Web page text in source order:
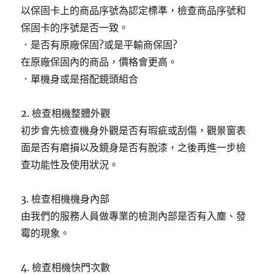
以保固卡上的商品序號為認定標準，檢查商品序號和
保固卡的序號是否一致。
．是否有原廠保固?或是平輸商保固?
在原廠保固內的商品，價格會更高。
．單機身或是搭配鏡頭組合
2. 檢查相機整體外觀
初步會先檢查機身外觀是否有瑕疵或刮傷，觀景窗表
面是否有磨損以及鏡身是否有脫漆，之後再進一步檢
查功能性及使用狀況。
3. 檢查相機機身內部
由我們的服務人員做專業的檢測內部是否有入塵、發
霉的現象。
4. 檢查相機快門次數